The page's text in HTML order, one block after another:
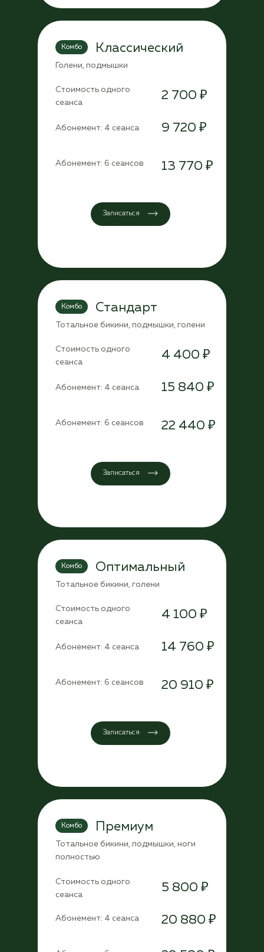
Стоимость одного
сеанса
2 700 ₽
Абонемент: 6 сеансов 13 770 ₽
Записаться
Абонемент: 4 сеанса 9 720 ₽
Классический
Голени, подмышки
Комбо
Стоимость одного
сеанса
4 400 ₽
Абонемент: 6 сеансов 22 440 ₽
Записаться
Абонемент: 4 сеанса 15 840 ₽
Стандарт
Тотальное бикини, подмышки, голени
Комбо
Стоимость одного
сеанса
4 100 ₽
Абонемент: 6 сеансов 20 910 ₽
Записаться
Абонемент: 4 сеанса 14 760 ₽
Оптимальный
Тотальное бикини, голени
Комбо
Стоимость одного
сеанса
5 800 ₽
Абонемент: 4 сеанса 20 880 ₽
Премиум
Тотальное бикини, подмышки, ноги
полностью
Комбо